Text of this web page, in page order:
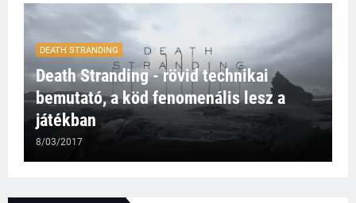
DEATH STRANDING
Death Stranding - rövid technikai
bemutató, a köd fenomenális lesz a
játékban
8/03/2017